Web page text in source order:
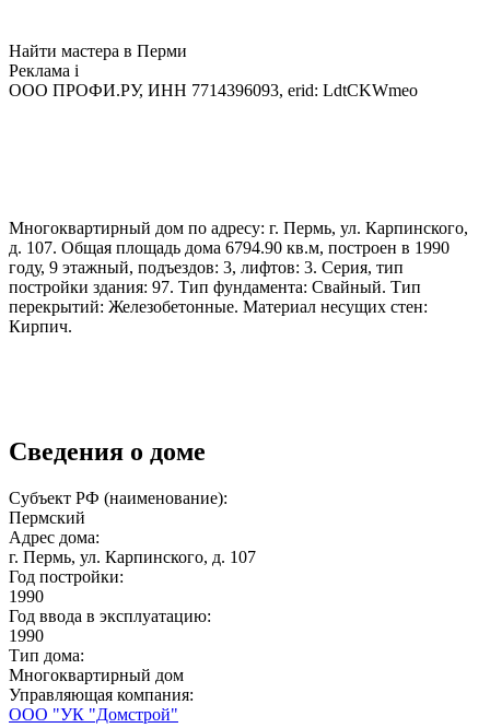
Найти мастера в Перми
Реклама i
ООО ПРОФИ.РУ, ИНН 7714396093, erid: LdtCKWmeo
Многоквартирный дом по адресу: г. Пермь, ул. Карпинского,
д. 107. Общая площадь дома 6794.90 кв.м, построен в 1990
году, 9 этажный, подъездов: 3, лифтов: 3. Серия, тип
постройки здания: 97. Тип фундамента: Свайный. Тип
перекрытий: Железобетонные. Материал несущих стен:
Кирпич.
Сведения о доме
Субъект РФ (наименование):
Пермский
Адрес дома:
г. Пермь, ул. Карпинского, д. 107
Год постройки:
1990
Год ввода в эксплуатацию:
1990
Тип дома:
Многоквартирный дом
Управляющая компания:
ООО "УК "Домстрой"